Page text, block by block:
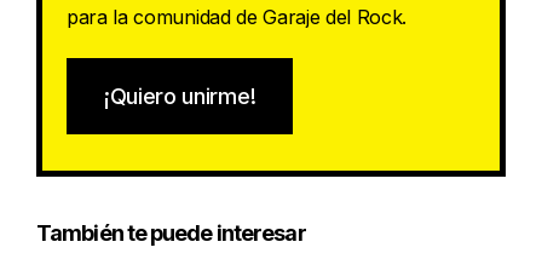
para la comunidad de Garaje del Rock.
¡Quiero unirme!
También te puede interesar